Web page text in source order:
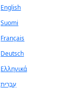
English
Suomi
Français
Deutsch
Ελληνικά
עִבְרִית